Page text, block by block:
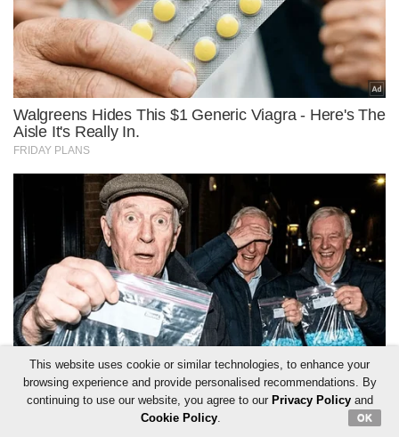
This website uses cookie or similar technologies, to enhance your
browsing experience and provide personalised recommendations. By
continuing to use our website, you agree to our Privacy Policyand
Cookie Policy. OK